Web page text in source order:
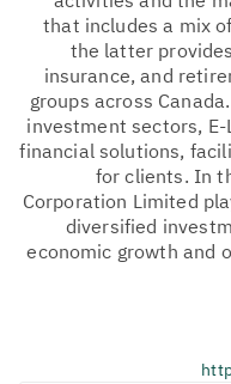
that includes a mix
the latter
insurance, and
groups across
investment sectors,
financial solutions,
for clients. In
Corporation Limited
diversified
economic growth and